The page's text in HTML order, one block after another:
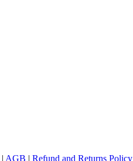
| AGB | Refund and Returns Policy